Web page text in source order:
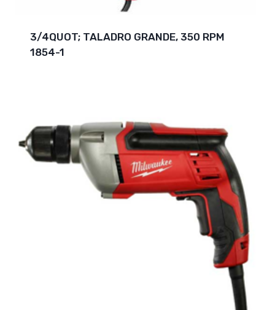
3/4QUOT; TALADRO GRANDE, 350 RPM
1854-1